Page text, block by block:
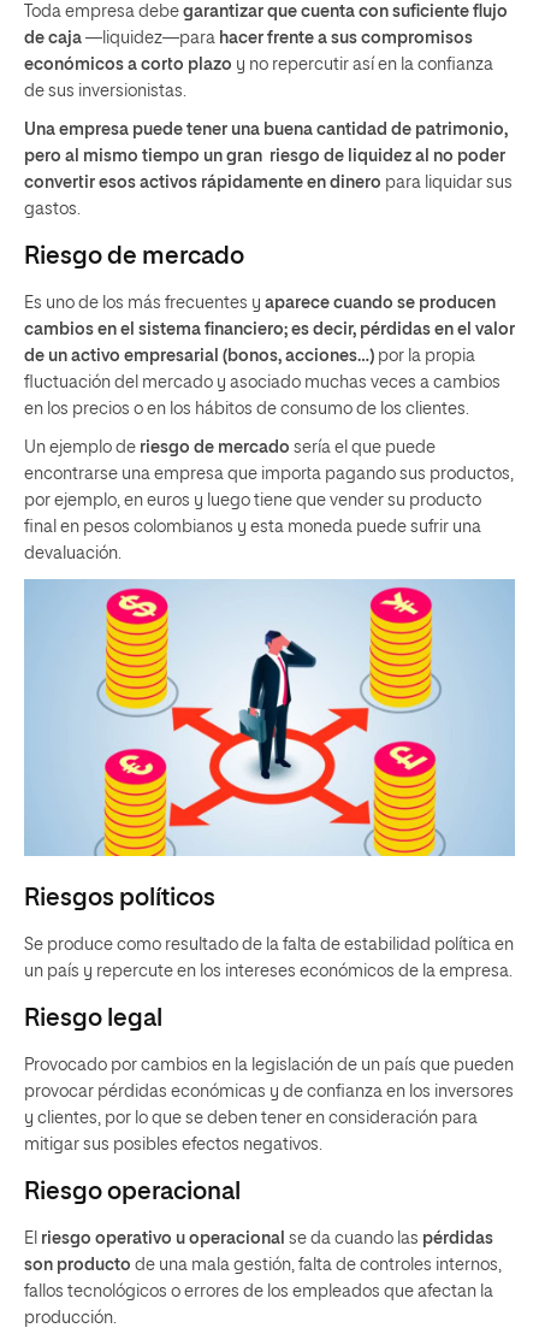
Toda empresa debe garantizar que cuenta con suficiente flujo
de caja —liquidez—para hacer frente a sus compromisos
económicos a corto plazo y no repercutir así en la confianza
de sus inversionistas.
Una empresa puede tener una buena cantidad de patrimonio,
pero al mismo tiempo un gran riesgo de liquidez al no poder
convertir esos activos rápidamente en dinero para liquidar sus
gastos.
Riesgo de mercado
Es uno de los más frecuentes y aparece cuando se producen
cambios en el sistema financiero; es decir, pérdidas en el valor
de un activo empresarial (bonos, acciones…) por la propia
fluctuación del mercado y asociado muchas veces a cambios
en los precios o en los hábitos de consumo de los clientes.
Un ejemplo de riesgo de mercado sería el que puede
encontrarse una empresa que importa pagando sus productos,
por ejemplo, en euros y luego tiene que vender su producto
final en pesos colombianos y esta moneda puede sufrir una
devaluación.
Riesgos políticos
Se produce como resultado de la falta de estabilidad política en
un país y repercute en los intereses económicos de la empresa.
Riesgo legal
Provocado por cambios en la legislación de un país que pueden
provocar pérdidas económicas y de confianza en los inversores
y clientes, por lo que se deben tener en consideración para
mitigar sus posibles efectos negativos.
Riesgo operacional
El riesgo operativo u operacional se da cuando las pérdidas
son producto de una mala gestión, falta de controles internos,
fallos tecnológicos o errores de los empleados que afectan la
producción.